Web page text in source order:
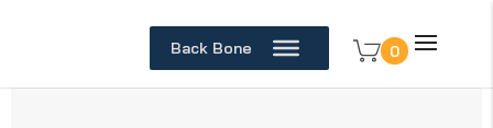
Back Bone 0